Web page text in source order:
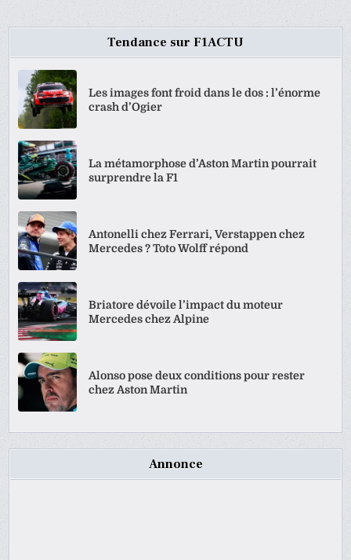
Tendance sur F1ACTU
Les images font froid dans le dos : l’énorme
crash d’Ogier
La métamorphose d’Aston Martin pourrait
surprendre la F1
Antonelli chez Ferrari, Verstappen chez
Mercedes ? Toto Wolff répond
Briatore dévoile l’impact du moteur
Mercedes chez Alpine
Alonso pose deux conditions pour rester
chez Aston Martin
Annonce